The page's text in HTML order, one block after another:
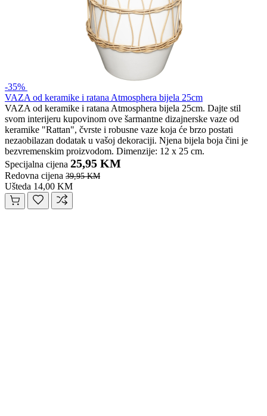
-35%
VAZA od keramike i ratana Atmosphera bijela 25cm
VAZA od keramike i ratana Atmosphera bijela 25cm. Dajte stil
svom interijeru kupovinom ove šarmantne dizajnerske vaze od
keramike "Rattan", čvrste i robusne vaze koja će brzo postati
nezaobilazan dodatak u vašoj dekoraciji. Njena bijela boja čini je
bezvremenskim proizvodom. Dimenzije: 12 x 25 cm.
Specijalna cijena 25,95 KM
Redovna cijena 39,95 KM
Ušteda 14,00 KM